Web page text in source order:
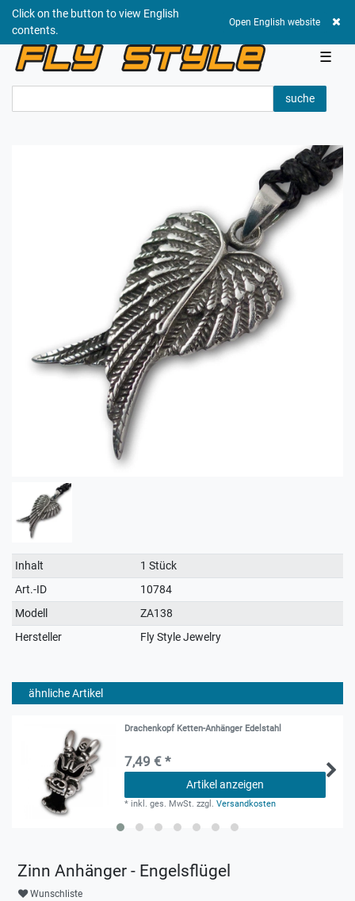
Click on the button to view English
contents.
Open English website
☰
suche
Technisches
Merkmal
Wert
Inhalt
1 Stück
Art.-ID
10784
Modell
ZA138
Hersteller
Fly Style Jewelry
ähnliche Artikel
Drachenkopf Ketten-Anhänger Edelstahl
7,49 € *
Artikel anzeigen
* inkl. ges. MwSt. zzgl.Versandkosten
Zinn Anhänger - Engelsflügel
Wunschliste